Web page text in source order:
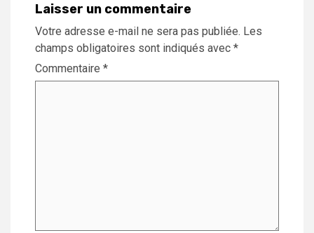
Laisser un commentaire
Votre adresse e-mail ne sera pas publiée. Les
champs obligatoires sont indiqués avec *
Commentaire *